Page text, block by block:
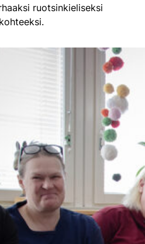
ruotsinkieliseksi